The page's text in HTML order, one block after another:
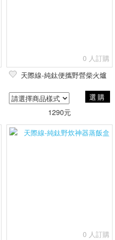
0 人訂購
天際線-純鈦便攜野營柴火爐
選購
1290元
0 人訂購